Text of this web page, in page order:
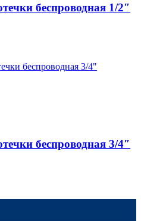
беспроводная 1/2″
беспроводная 3/4″